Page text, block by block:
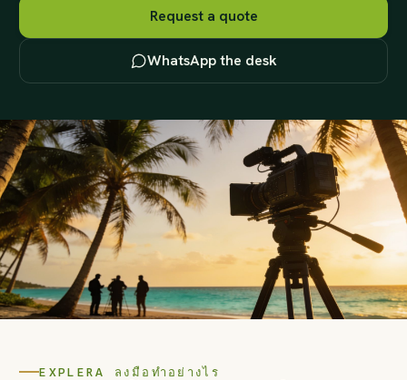
Request a quote
WhatsApp the desk
EXPLERA ลงมือทำอย่างไร